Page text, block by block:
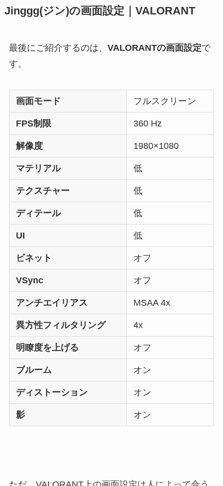
Jinggg(ジン)の画面設定｜VALORANT
最後にご紹介するのは、 VALORANTの画面設定で
す。
画面モード フルスクリーン
FPS制限 360 Hz
解像度 1980×1080
マテリアル 低
テクスチャー 低
ディテール 低
UI 低
ビネット オフ
VSync オフ
アンチエイリアス MSAA 4x
異方性フィルタリング 4x
明瞭度を上げる オフ
ブルーム オン
ディストーション オン
影 オン